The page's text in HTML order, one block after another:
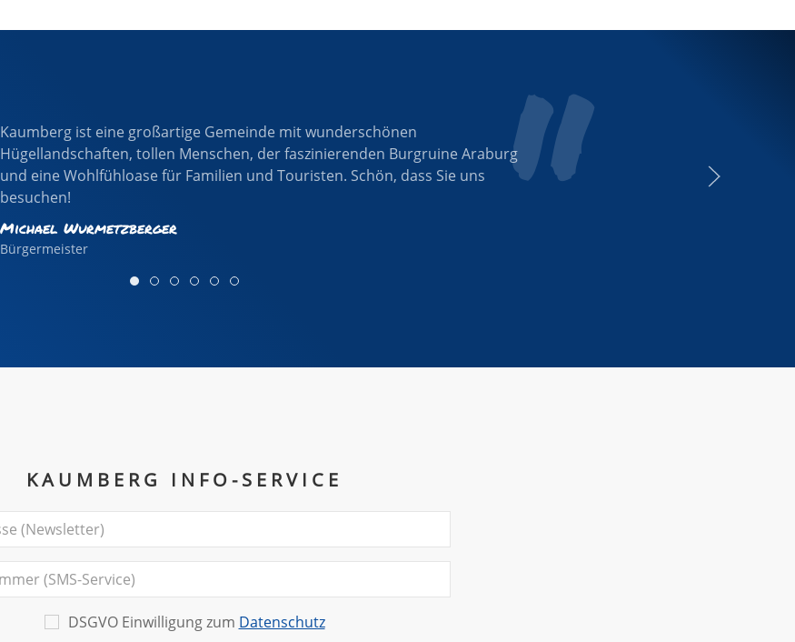
Wir wohnen im ländlichen Raum, aber auch in Großstadtnähe. Umso wichtiger
ist es mir, dass wir all jene unterstützen, die sich in Vereinen engagieren und
die Gemeinschaft pflegen und vorleben. Außerdem sehe ich mich als
Bindeglied zwischen der Gemeinde und den Einsatzorganisationen.
Rudi Engleitner
Vizebürgermeister
KAUMBERG INFO-SERVICE
DSGVO Einwilligung zum Datenschutz